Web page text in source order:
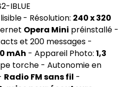
IBLUE
- Résolution: 240 x 320
Opera Mini préinstallé -
et 200 messages -
mAh - Appareil Photo:1,3
torche - Autonomie en
Radio FM sans fil -